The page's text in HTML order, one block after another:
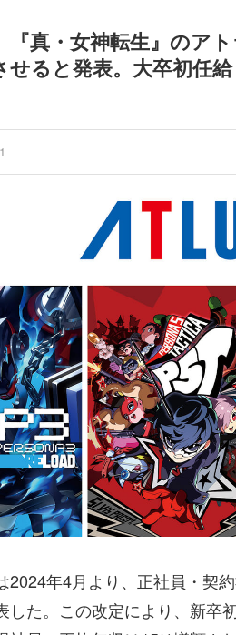
エンブレム、型式番号な
どを配置
『真・女神転生』のア
せると発表。大卒初任
2024年4月より、正社員・契
した。この改定により、新卒